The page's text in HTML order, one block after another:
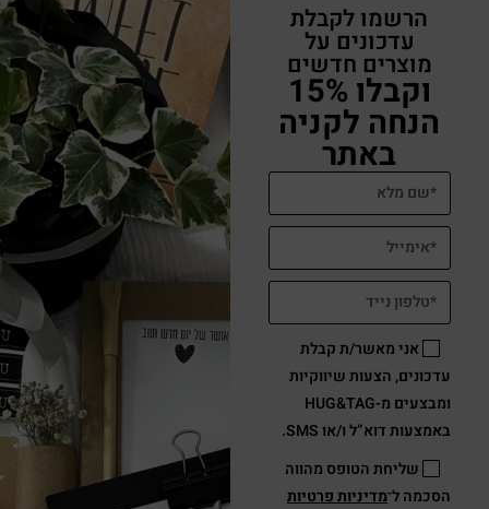
הרשמו לקבלת
עדכונים על
מוצרים חדשים
וקבלו 15%
הנחה לקניה
באתר
אני מאשר/ת קבלת
עדכונים, הצעות שיווקיות
ומבצעים מ-HUG&TAG
באמצעות דוא”ל ו/או SMS.
שליחת הטופס מהווה
הסכמה ל־מדיניות פרטיות